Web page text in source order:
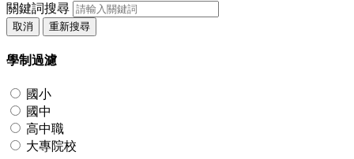
關鍵詞搜尋
取消 重新搜尋
學制過濾
國小
國中
高中職
大專院校